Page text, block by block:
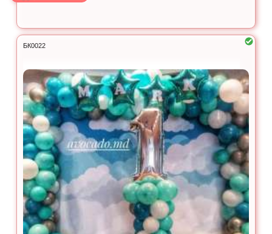
БК0022